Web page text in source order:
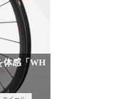
体感「WH